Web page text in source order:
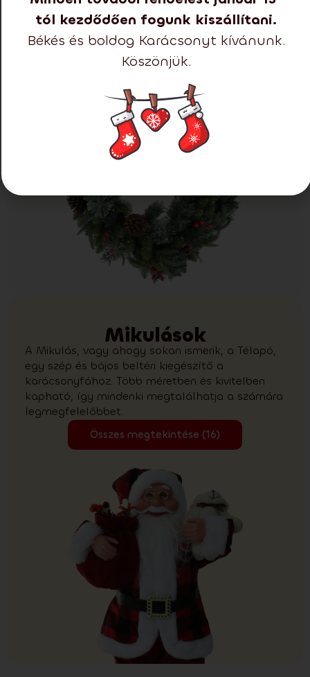
köszönhetően ragyogóvá teszik az otthon
bejáratát, és megteremtik az igazi karácsonyi
hangulatot.
Összes megtekintése (3)
Mikulások
A Mikulás, vagy ahogy sokan ismerik, a Télapó,
egy szép és bájos beltéri kiegészítő a
karácsonyfához. Több méretben és kivitelben
kapható, így mindenki megtalálhatja a számára
legmegfelelőbbet.
Összes megtekintése (16)
tól kezdődően fogunk kiszállítani.
Békés és boldog Karácsonyt kívánunk.
Köszönjük.